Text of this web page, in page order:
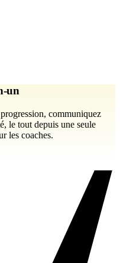
un
communiquez
le tout depuis une seule
les coaches.